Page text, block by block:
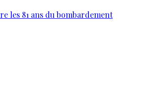
les 81 ans du bombardement